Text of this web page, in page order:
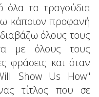
τα τραγούδια
κάποιον προφανή
όλους τους
με όλους τους
φράσεις και όταν
Show Us How"
τίτλος που σε